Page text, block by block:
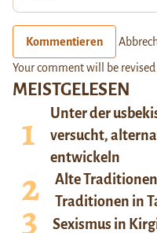
MEISTGELESEN
Unter der
versucht,
entwickeln
Alte
Traditionen in
Sexismus in
Kommentieren
Your comment will be